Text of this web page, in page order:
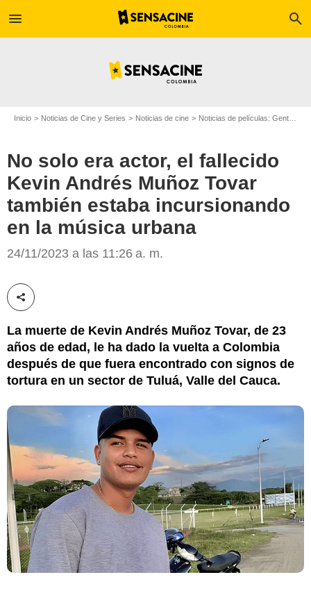
menu search
Inicio Noticias de Cine y Series Noticias de cine Noticias de películas: Gente
No solo era actor, el fallecido
Kevin Andrés Muñoz Tovar
también estaba incursionando
en la música urbana
24/11/2023 a las 11:26 a. m.
Compartir esta noticia
La muerte de Kevin Andrés Muñoz Tovar, de 23
años de edad, le ha dado la vuelta a Colombia
después de que fuera encontrado con signos de
tortura en un sector de Tuluá, Valle del Cauca.